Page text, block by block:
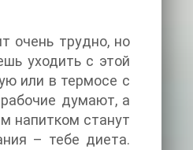
очень трудно, но
уходить с этой
или в термосе с
думают, а
напитком станут
– тебе диета.